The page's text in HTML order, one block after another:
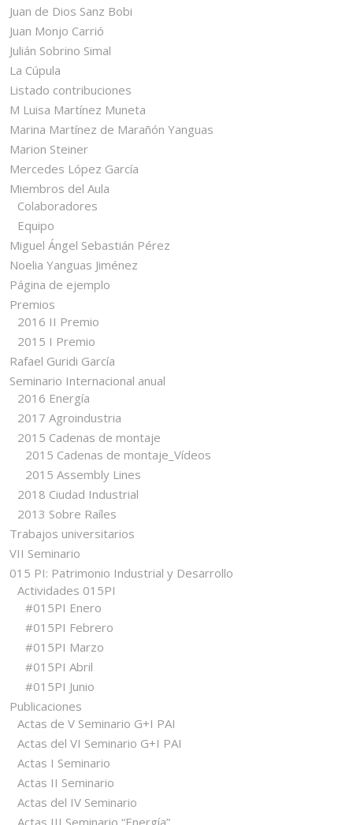
Juan de Dios Sanz Bobi
Juan Monjo Carrió
Julián Sobrino Simal
La Cúpula
Listado contribuciones
M Luisa Martínez Muneta
Marina Martínez de Marañón Yanguas
Marion Steiner
Mercedes López García
Miembros del Aula
Colaboradores
Equipo
Miguel Ángel Sebastián Pérez
Noelia Yanguas Jiménez
Página de ejemplo
Premios
2016 II Premio
2015 I Premio
Rafael Guridi García
Seminario Internacional anual
2016 Energía
2017 Agroindustria
2015 Cadenas de montaje
2015 Cadenas de montaje_Vídeos
2015 Assembly Lines
2018 Ciudad Industrial
2013 Sobre Raíles
Trabajos universitarios
VII Seminario
015 PI: Patrimonio Industrial y Desarrollo
Actividades 015PI
#015PI Enero
#015PI Febrero
#015PI Marzo
#015PI Abril
#015PI Junio
Publicaciones
Actas de V Seminario G+I PAI
Actas del VI Seminario G+I PAI
Actas I Seminario
Actas II Seminario
Actas del IV Seminario
Actas III Seminario “Energía”